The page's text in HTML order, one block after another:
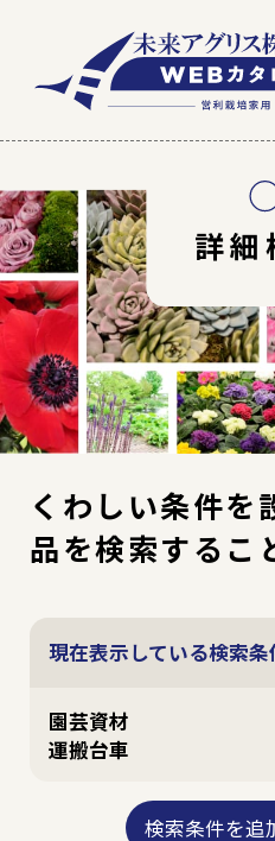
※ WEBカタロ
草花苗
草花種子
観葉植物
園芸資材
詳細
くわしい条件を
品を検索するこ
現在表示している検索条
園芸資材
運搬台車
検索条件を追